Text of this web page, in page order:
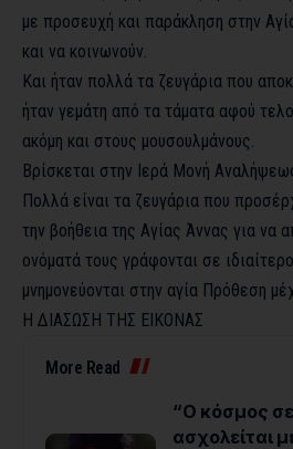
με προσευχή και παράκληση στην
και να κοινωνούν.
Και ήταν πολλά τα ζευγάρια που
ήταν γεμάτη από τα τάματα αφού
ακόμη και στους μουσουλμάνους.
Βρίσκεται στην Ιερά Μονή
Πολλά είναι τα ζευγάρια που
την βοήθεια της Αγίας Άννας για να
ονόματά τους γράφονται σε
μνημονεύονται στην αγία Πρόθεση
Η ΔΙΑΣΩΣΗ ΤΗΣ ΕΙΚΟΝΑΣ
More Read
“Ο κόσμος σε
ασχολείται